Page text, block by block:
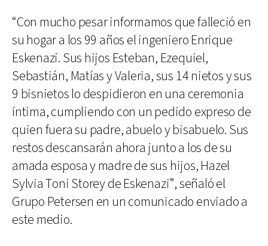
“Con mucho pesar informamos que falleció en
su hogar a los 99 años el ingeniero Enrique
Eskenazi. Sus hijos Esteban, Ezequiel,
Sebastián, Matías y Valeria, sus 14 nietos y sus
9 bisnietos lo despidieron en una ceremonia
íntima, cumpliendo con un pedido expreso de
quien fuera su padre, abuelo y bisabuelo. Sus
restos descansarán ahora junto a los de su
amada esposa y madre de sus hijos, Hazel
Sylvia Toni Storey de Eskenazi”, señaló el
Grupo Petersen en un comunicado enviado a
este medio.